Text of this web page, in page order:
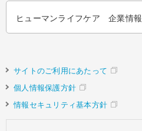
ヒューマンライフケア 企業情報
サイトのご利用にあたって
個人情報保護方針
情報セキュリティ基本方針